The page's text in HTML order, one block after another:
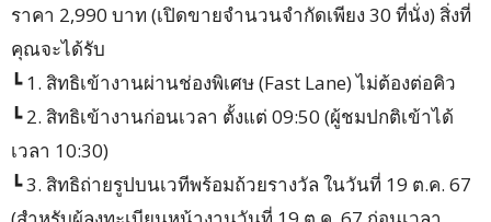
ราคา 2,990 บาท (เปิดขายจำนวนจำกัดเพียง 30 ที่นั่ง) สิ่งที่
คุณจะได้รับ
┗ 1. สิทธิเข้างานผ่านช่องพิเศษ (Fast Lane) ไม่ต้องต่อคิว
┗ 2. สิทธิเข้างานก่อนเวลา ตั้งแต่ 09:50 (ผู้ชมปกติเข้าได้
เวลา 10:30)
┗ 3. สิทธิถ่ายรูปบนเวทีพร้อมถ้วยรางวัล ในวันที่ 19 ต.ค. 67